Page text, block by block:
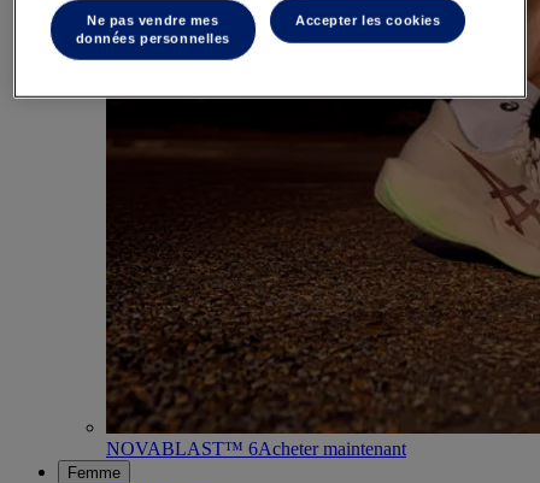
NOVABLAST™ 6Acheter maintenant
Femme
Ne pas vendre mes
données personnelles
Accepter les cookies